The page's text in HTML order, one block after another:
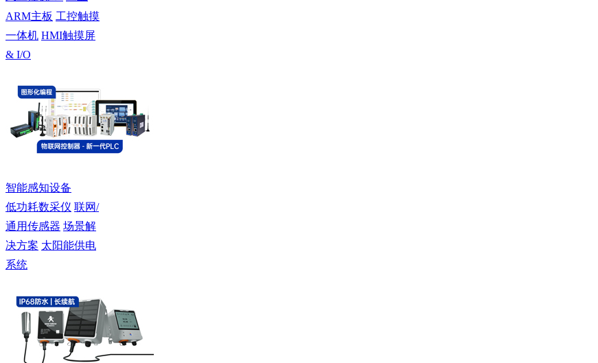
ARM主板 工控触摸
一体机 HMI触摸屏
& I/O
智能感知设备
低功耗数采仪 联网/
通用传感器 场景解
决方案 太阳能供电
系统